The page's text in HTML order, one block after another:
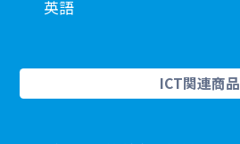
英語
ICT関連商品